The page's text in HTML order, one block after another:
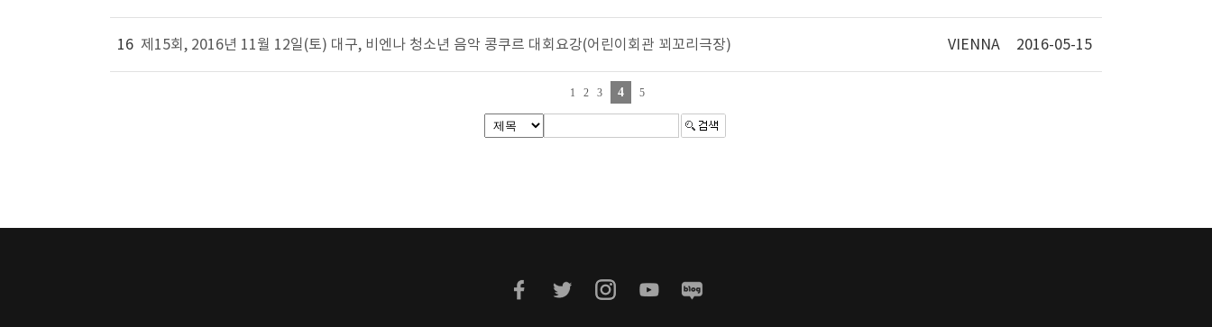
16 제15회, 2016년 11월 12일(토) 대구, 비엔나 청소년 음악 콩쿠르 대회요강(어린이회관 꾀꼬리극장) VIENNA 2016-05-15
1 2 3 4 5